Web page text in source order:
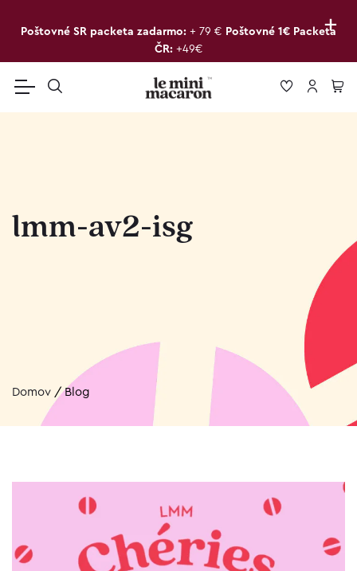
+
Poštovné SR packeta zadarmo: + 79 € Poštovné 1€ Packeta
ČR: +49€
lmm-av2-isg
Domov /Blog